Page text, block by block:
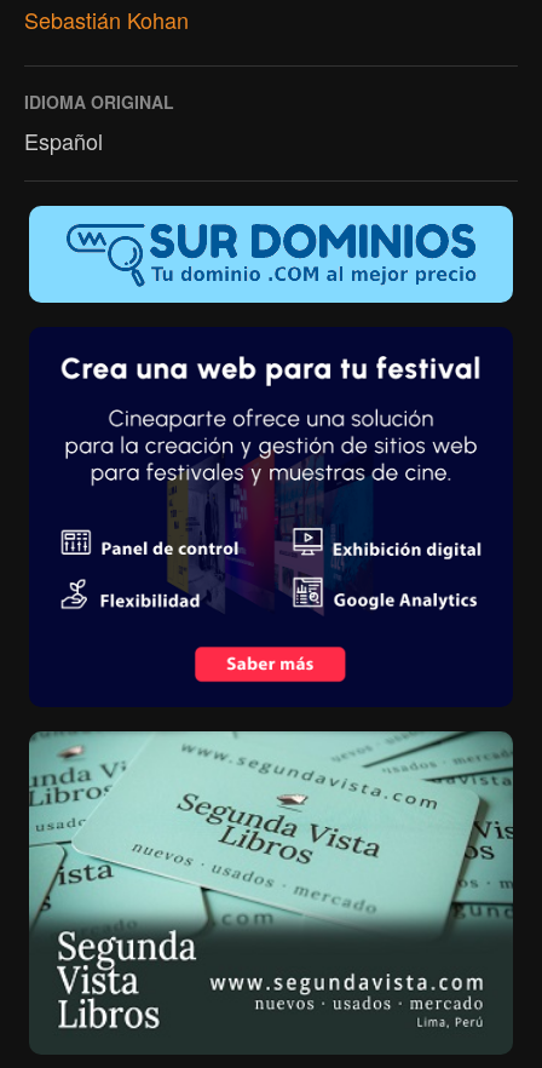
Sebastián Kohan
IDIOMA ORIGINAL
Español